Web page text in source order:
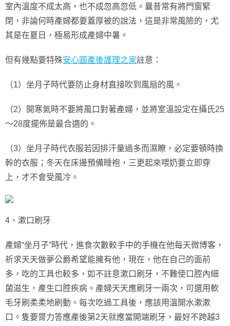
室內溫度不成太高，也不成忽高忽低。曩昔常有將門窗緊
閉，非論何時產婦都要蓋厚被的說法，這是非常風險的，尤
其是在夏日，極易形成產婦中暑。
但有幾點要特殊安心圓產後護理之家註意：
（1）坐月子時代要防止身材直接吹到風扇的風。
（2）開寒氣時不要將風口對著產婦，並將室溫設定在攝氏25
～28度擺佈是最合適的。
（3）坐月子時代衣服若因排汗量過多而濕瞭，必定要頓時換
幹的衣服；冬天在床邊預備睡袍，三更起來喂奶要立即穿
上，才不會受風冷。
4、漱口刷牙
產婦“坐月子”時代，進食次數較手中的手機在他每天微博客，
祈求天天做夢公爵希望能擁有他，現在，他在自己的面前
多，吃的工具也較多，如不註意漱口刷牙，不難使口腔內細
菌滋生，產生口腔疾病。產婦天天應刷牙一兩次，可選用軟
毛牙刷柔柔地刷動。每次吃過工具後，應該用溫開水漱漱
口。隻要膂力答應產後第2天就應當開端刷牙，最好不跨越3